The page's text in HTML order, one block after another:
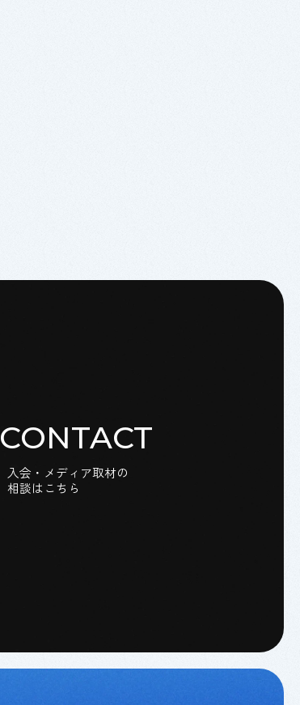
CONTACT
入会・メディア取材の
相談はこちら